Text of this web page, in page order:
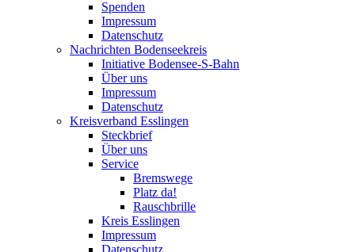
Spenden
Impressum
Datenschutz
Nachrichten Bodenseekreis
Initiative Bodensee-S-Bahn
Über uns
Impressum
Datenschutz
Kreisverband Esslingen
Steckbrief
Über uns
Service
Bremswege
Platz da!
Rauschbrille
Kreis Esslingen
Impressum
Datenschutz